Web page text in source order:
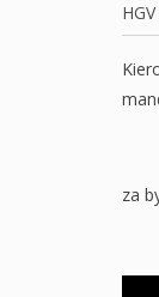
HGV
za